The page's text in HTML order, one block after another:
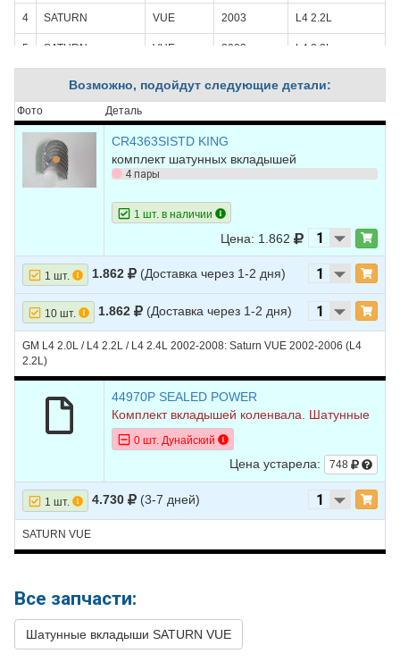
4 SATURN VUE 2003 L4 2.2L
5 SATURN VUE 2002 L4 2.2L
Возможно, подойдут следующие детали:
Фото Деталь
CR4363SISTD KING
комплект шатунных вкладышей
4 пары
1 шт. в наличии
Цена: 1.862
1 шт. 1.862 (Доставка через 1-2 дня)
10 шт. 1.862 (Доставка через 1-2 дня)
GM L4 2.0L / L4 2.2L / L4 2.4L 2002-2008: Saturn VUE 2002-2006 (L4
2.2L)
44970P SEALED POWER
Комплект вкладышей коленвала. Шатунные
0 шт. Дунайский
Цена устарела: 748
1 шт. 4.730 (3-7 дней)
SATURN VUE
Все запчасти:
Шатунные вкладыши SATURN VUE